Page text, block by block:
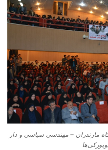
مازندران – مهندسی سیاسی و دار